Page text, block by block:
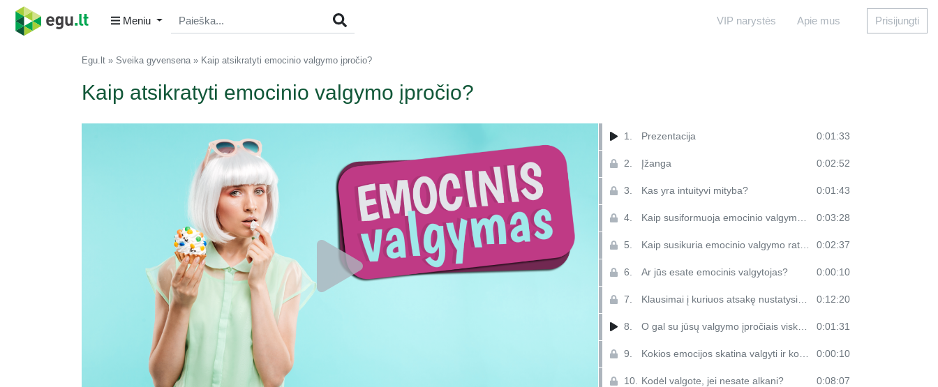
Meniu VIP narystės Apie mus Prisijungti
Egu.lt Sveika gyvensena Kaip atsikratyti emocinio valgymo įpročio?
Kaip atsikratyti emocinio valgymo įpročio?
1. Prezentacija 0:01:33
2. Įžanga 0:02:52
3. Kas yra intuityvi mityba? 0:01:43
4. 0:03:28
5. Kaip susikuria emocinio valgymo ratas? 0:02:37
6. Ar jūs esate emocinis valgytojas? 0:00:10
7. Klausimai į kuriuos atsakę nustatysite savo valgymo pagrindą? 0:12:20
8. O gal su jūsų valgymo įpročiais viskas gerai? 0:01:31
9. Kokios emocijos skatina valgyti ir kodėl? 0:00:10
10. Kodėl valgote, jei nesate alkani? 0:08:07